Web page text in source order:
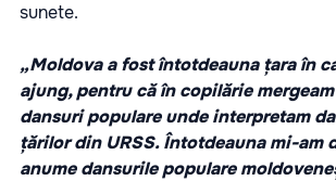
sunete.
„Moldova a fost întotdeauna țara în
ajung, pentru că în copilărie
dansuri populare unde interpretam
țărilor din URSS. Întotdeauna mi-am
anume dansurile populare